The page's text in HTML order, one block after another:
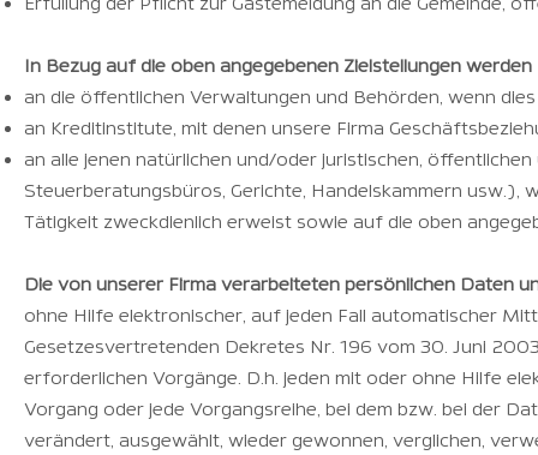
In Bezug auf die oben angegebenen Zielstellungen
an die öffentlichen Verwaltungen und Behörden, wenn
an Kreditinstitute, mit denen unsere Firma
an alle jenen natürlichen und/oder juristischen,
Steuerberatungsbüros, Gerichte, Handelskammern usw.),
Tätigkeit zweckdienlich erweist sowie auf die oben
Die von unserer Firma verarbeiteten persönlichen Daten
ohne Hilfe elektronischer, auf jeden Fall automatischer
Gesetzesvertretenden Dekretes Nr. 196 vom 30. Juni
erforderlichen Vorgänge. D.h. jeden mit oder ohne Hilfe
Vorgang oder jede Vorgangsreihe, bei dem bzw. bei der
verändert, ausgewählt, wieder gewonnen, verglichen,